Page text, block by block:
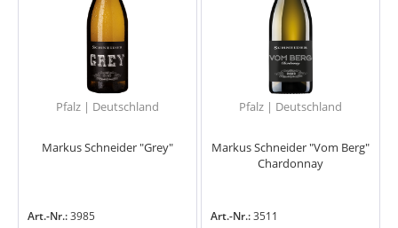
Pfalz | Deutschland
Markus Schneider "Grey"
Art.-Nr.:3985
Pfalz | Deutschland
Markus Schneider "Vom Berg"
Chardonnay
Art.-Nr.:3511